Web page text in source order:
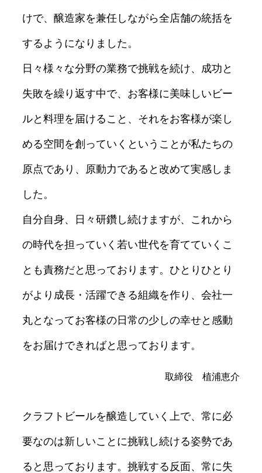
けで、醸造家を兼任しながら全店舗の統括を
するようになりました。
日々様々な分野の業務で挑戦を続け、成功と
失敗を繰り返す中で、お客様に美味しいビー
ルと料理を届けること、それをお客様が楽し
める空間を創っていくということが私たちの
原点であり、原動力であると改めて実感しま
した。
自分自身、日々研鑽し続けますが、これから
の時代を担っていく若い世代を育てていくこ
とも責務だと思っております。ひとりひとり
がより成⾧・活躍できる組織を作り、会社一
丸となってお客様の日常の少しの幸せと感動
をお届けできればと思っております。
取締役 植浦恵介
クラフトビールを醸造していく上で、常に必
要なのは新しいことに挑戦し続ける姿勢であ
ると思っております。挑戦する反面、常に失